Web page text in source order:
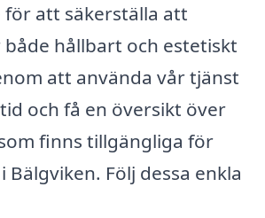
att säkerställa att
hållbart och estetiskt
att använda vår tjänst
och få en översikt över
finns tillgängliga för
Följ dessa enkla